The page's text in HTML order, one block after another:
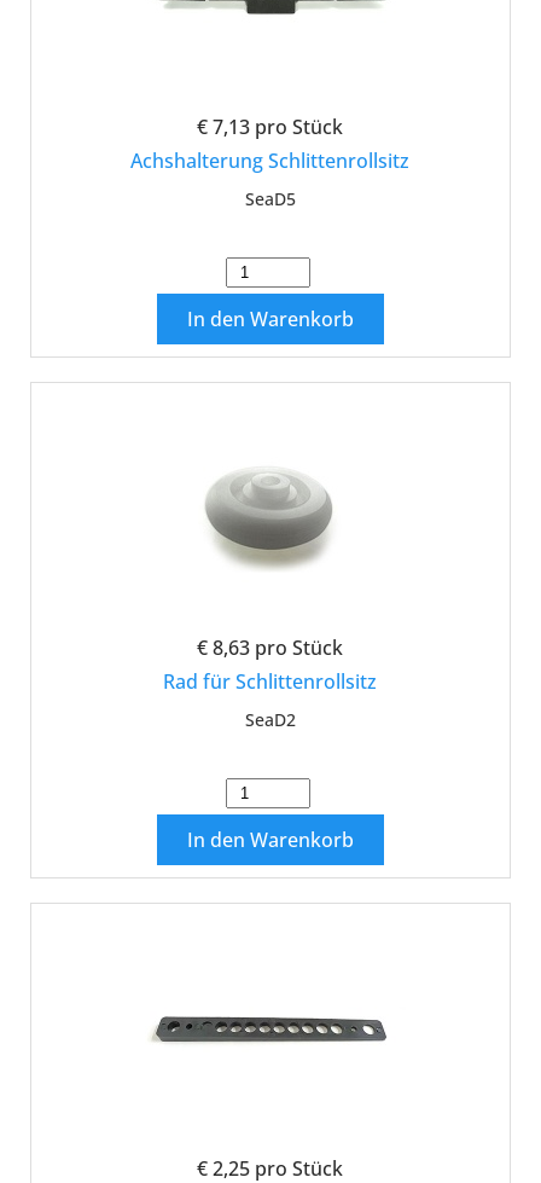
€ 7,13 pro Stück
Achshalterung Schlittenrollsitz
SeaD5
In den Warenkorb
€ 8,63 pro Stück
Rad für Schlittenrollsitz
SeaD2
In den Warenkorb
€ 2,25 pro Stück